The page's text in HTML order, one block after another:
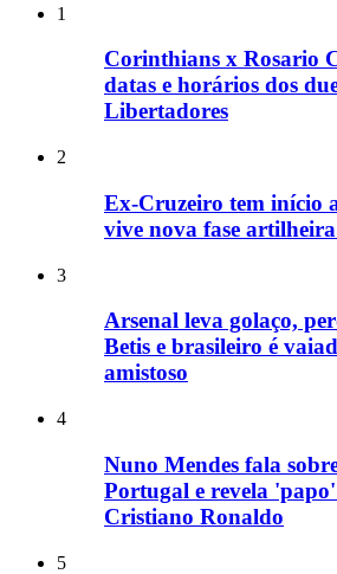
1
Corinthians x Rosario
datas e horários dos
Libertadores
2
Ex-Cruzeiro tem início
vive nova fase
3
Arsenal leva golaço,
Betis e brasileiro é
amistoso
4
Nuno Mendes fala
Portugal e revela
Cristiano Ronaldo
5